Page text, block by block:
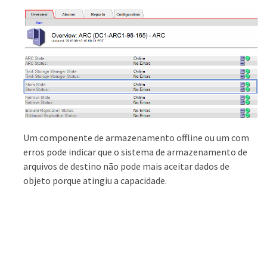
Um componente de armazenamento offline ou um com
erros pode indicar que o sistema de armazenamento de
arquivos de destino não pode mais aceitar dados de
objeto porque atingiu a capacidade.